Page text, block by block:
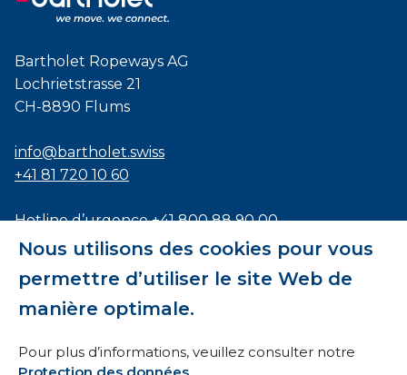
Nous utilisons des cookies pour vous
permettre d’utiliser le site Web de
manière optimale.
Pour plus d’informations, veuillez consulter notre
Bartholet Ropeways AG
Lochrietstrasse 21
CH-8890 Flums
info@bartholet.swiss
+41 81 720 10 60
Hotline d’urgence+41 800 88 90 00
ISO3834